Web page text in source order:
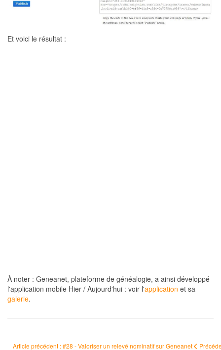
Et voici le résultat :
À noter : Geneanet, plateforme de généalogie, a ainsi développé
l'application mobile Hier / Aujourd'hui : voir l'application et sa
galerie.
Article précédent : #28 - Valoriser un relevé nominatif sur Geneanet